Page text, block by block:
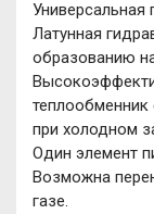
Универсальная
Латунная
образованию
при холодном
Один элемент
Возможна
газе.